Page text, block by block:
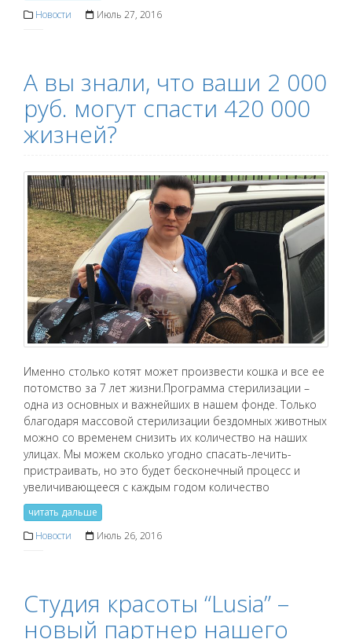
Новости
Июль 27, 2016
А вы знали, что ваши 2 000
руб. могут спасти 420 000
жизней?
Именно столько котят может произвести кошка и все ее
потомство за 7 лет жизни.Программа стерилизации –
одна из основных и важнейших в нашем фонде. Только
благодаря массовой стерилизации бездомных животных
можно со временем снизить их количество на наших
улицах. Мы можем сколько угодно спасать-лечить-
пристраивать, но это будет бесконечный процесс и
увеличивающееся с каждым годом количество
читать дальше
Новости
Июль 26, 2016
Студия красоты “Lusia” –
новый партнер нашего